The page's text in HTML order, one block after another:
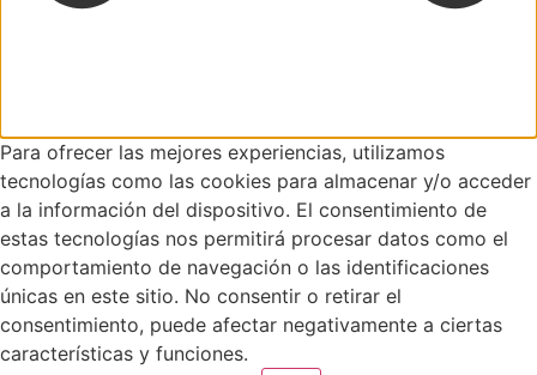
Para ofrecer las mejores experiencias, utilizamos
tecnologías como las cookies para almacenar y/o acceder
a la información del dispositivo. El consentimiento de
estas tecnologías nos permitirá procesar datos como el
comportamiento de navegación o las identificaciones
únicas en este sitio. No consentir o retirar el
consentimiento, puede afectar negativamente a ciertas
características y funciones.